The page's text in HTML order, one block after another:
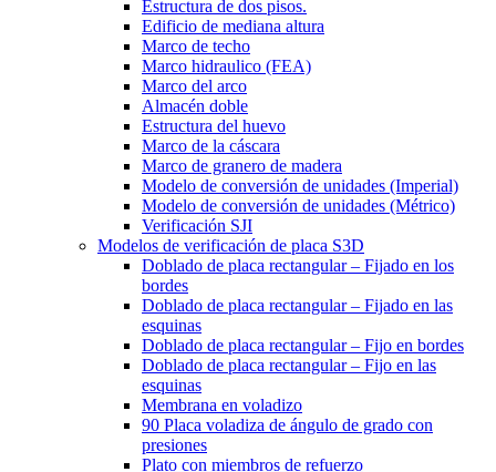
Estructura de dos pisos.
Edificio de mediana altura
Marco de techo
Marco hidraulico (FEA)
Marco del arco
Almacén doble
Estructura del huevo
Marco de la cáscara
Marco de granero de madera
Modelo de conversión de unidades (Imperial)
Modelo de conversión de unidades (Métrico)
Verificación SJI
Modelos de verificación de placa S3D
Doblado de placa rectangular – Fijado en los
bordes
Doblado de placa rectangular – Fijado en las
esquinas
Doblado de placa rectangular – Fijo en bordes
Doblado de placa rectangular – Fijo en las
esquinas
Membrana en voladizo
90 Placa voladiza de ángulo de grado con
presiones
Plato con miembros de refuerzo